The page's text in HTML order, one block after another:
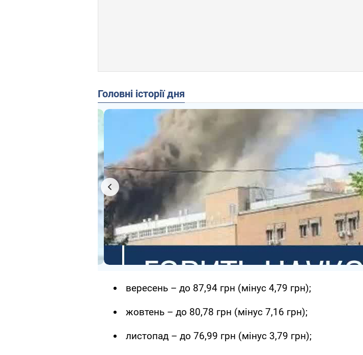
Головні історії дня
вересень – до 87,94 грн (мінус 4,79 грн);
жовтень – до 80,78 грн (мінус 7,16 грн);
листопад – до 76,99 грн (мінус 3,79 грн);